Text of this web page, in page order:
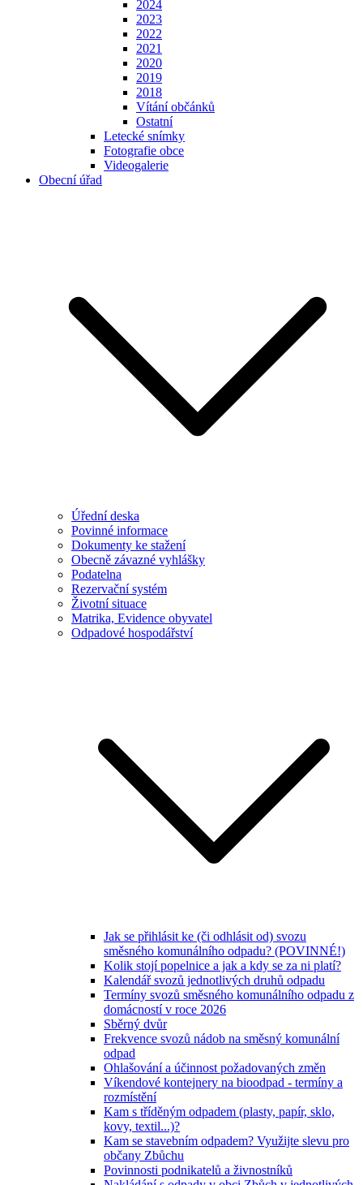
2024
2023
2022
2021
2020
2019
2018
Vítání občánků
Ostatní
Letecké snímky
Fotografie obce
Videogalerie
Obecní úřad
Úřední deska
Povinné informace
Dokumenty ke stažení
Obecně závazné vyhlášky
Podatelna
Rezervační systém
Životní situace
Matrika, Evidence obyvatel
Odpadové hospodářství
Jak se přihlásit ke (či odhlásit od) svozu
směsného komunálního odpadu? (POVINNÉ!)
Kolik stojí popelnice a jak a kdy se za ni platí?
Kalendář svozů jednotlivých druhů odpadu
Termíny svozů směsného komunálního odpadu z
domácností v roce 2026
Sběrný dvůr
Frekvence svozů nádob na směsný komunální
odpad
Ohlašování a účinnost požadovaných změn
Víkendové kontejnery na bioodpad - termíny a
rozmístění
Kam s tříděným odpadem (plasty, papír, sklo,
kovy, textil...)?
Kam se stavebním odpadem? Využijte slevu pro
občany Zbůchu
Povinnosti podnikatelů a živnostníků